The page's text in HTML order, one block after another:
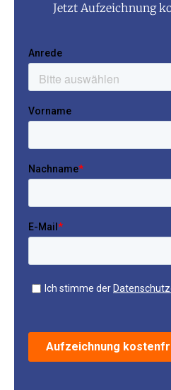
Jetzt Aufzeichnung